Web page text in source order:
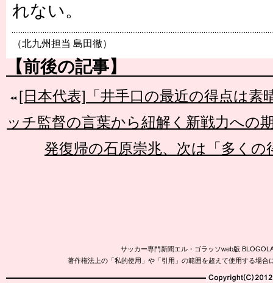
れない。
（北九州担当 島田徹）
【前後の記事】
[日本代表]「井手口の最近の得点は素
ッチ監督の言葉から紐解く新戦力への
発復帰の石原崇兆、次は「多くの
サッカー専門新聞エル・ゴラッソweb版
著作権法上の「私的使用」や「引用」の範囲を超えて使用する場